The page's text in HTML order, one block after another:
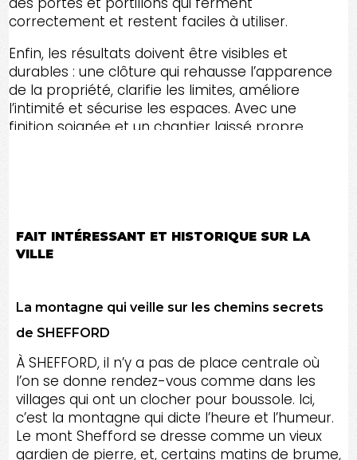
correctement et restent faciles à utiliser.
Enfin, les résultats doivent être visibles et
durables : une clôture qui rehausse l’apparence
de la propriété, clarifie les limites, améliore
l’intimité et sécurise les espaces. Avec une
finition soignée et un chantier laissé propre,
FAIT INTÉRESSANT ET HISTORIQUE SUR LA
VILLE
La montagne qui veille sur les chemins secrets
de SHEFFORD
À SHEFFORD, il n’y a pas de place centrale où
l’on se donne rendez-vous comme dans les
villages qui ont un clocher pour boussole. Ici,
c’est la montagne qui dicte l’heure et l’humeur.
Le mont Shefford se dresse comme un vieux
gardien de pierre, et, certains matins de brume,